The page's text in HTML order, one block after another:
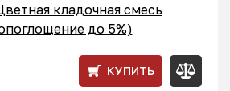
кладочная смесь
до 5%)
КУПИТЬ